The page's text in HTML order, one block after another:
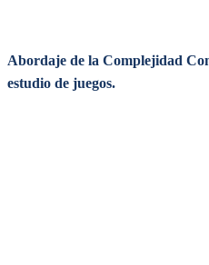
Abordaje de la Complejidad
estudio de juegos.